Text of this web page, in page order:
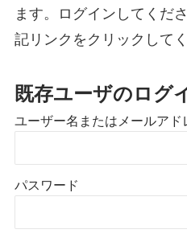
ます。ログインしてくだ
記リンクをクリックしてく
既存ユーザのログ
ユーザー名またはメールアド
パスワード